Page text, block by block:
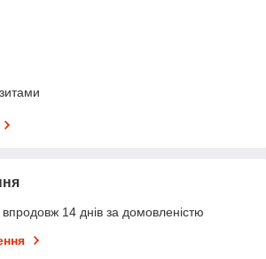
14 днів за домовленістю